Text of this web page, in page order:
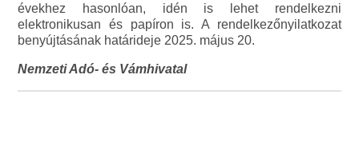
évekhez hasonlóan, idén is lehet rendelkezni
elektronikusan és papíron is. A rendelkezőnyilatkozat
benyújtásának határideje 2025. május 20.
Nemzeti Adó- és Vámhivatal